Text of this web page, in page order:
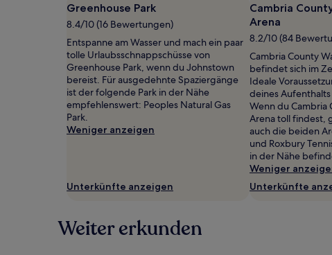
einen
Aufenthalt
mit
1 Übernachtung
von
2 Erwachsenen
gefunden
wurde.
Preise
und
Verfügbarkeiten
Bedingungen
gelten.
Greenhouse Park
8.4/10 (16 Bewertungen)
Entspanne am Wasser und mach ein paar
tolle Urlaubsschnappschüsse von
Greenhouse Park, wenn du Johnstown
bereist. Für ausgedehnte Spaziergänge
ist der folgende Park in der Nähe
empfehlenswert: Peoples Natural Gas
Park.
Weniger anzeigen
Unterkünfte anzeigen
Cambria
Arena
8.2/10 (84
Cambria County
befindet sich im
Ideale
deines
Wenn du Cambria
Arena toll findest,
auch die beiden
und Roxbury
in der Nähe
Weniger
Unterkünfte
Weiter erkunden